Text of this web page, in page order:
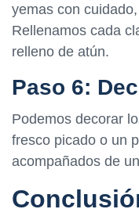
yemas con
Rellenamos cada
relleno de atún.
Paso 6:
Podemos decorar
fresco picado o un
acompañados de